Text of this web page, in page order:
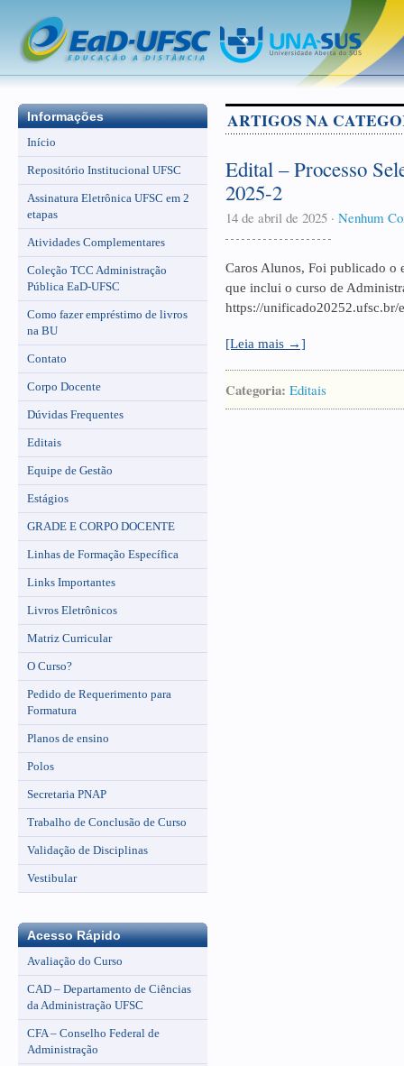
Informações
Início
Repositório Institucional UFSC
Assinatura Eletrônica UFSC em 2
etapas
Atividades Complementares
Coleção TCC Administração
Pública EaD-UFSC
Como fazer empréstimo de livros
na BU
Contato
Corpo Docente
Dúvidas Frequentes
Editais
Equipe de Gestão
Estágios
GRADE E CORPO DOCENTE
Linhas de Formação Específica
Links Importantes
Livros Eletrônicos
Matriz Curricular
O Curso?
Pedido de Requerimento para
Formatura
Planos de ensino
Polos
Secretaria PNAP
Trabalho de Conclusão de Curso
Validação de Disciplinas
Vestibular
Acesso Rápido
Avaliação do Curso
CAD – Departamento de Ciências
da Administração UFSC
CFA – Conselho Federal de
Administração
ARTIGOS NA
Edital – Processo
2025-2
14 de abril de 2025 · Nenhum
Caros Alunos, Foi publicado o
que inclui o curso de
https://
[Leia mais →]
Categoria: Editais